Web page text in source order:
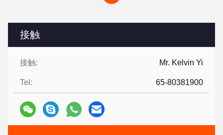
接触
接触: Mr. Kelvin Yi
Tel: 65-80381900